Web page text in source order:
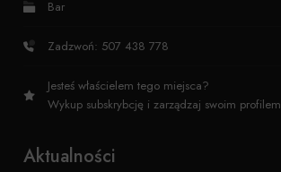
Bar
Zadzwoń: 507 438 778
Jesteś właścielem tego miejsca?
Wykup subskrybcję i zarządzaj swoim profilem
Aktualności